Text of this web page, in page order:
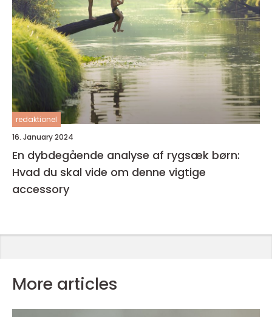
redaktionel
16. January 2024
En dybdegående analyse af rygsæk børn:
Hvad du skal vide om denne vigtige
accessory
More articles